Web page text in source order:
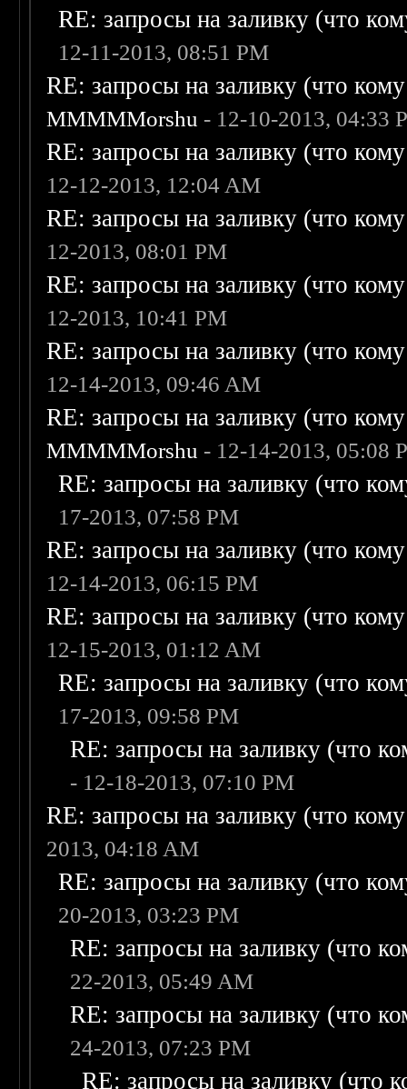
RE: запросы на заливку (что
12-11-2013, 08:51 PM
RE: запросы на заливку (что
MMMMMorshu - 12-10-2013, 04:33
RE: запросы на заливку (что
12-12-2013, 12:04 AM
RE: запросы на заливку (что
12-2013, 08:01 PM
RE: запросы на заливку (что
12-2013, 10:41 PM
RE: запросы на заливку (что
12-14-2013, 09:46 AM
RE: запросы на заливку (что
MMMMMorshu - 12-14-2013, 05:08
RE: запросы на заливку (что
17-2013, 07:58 PM
RE: запросы на заливку (что
12-14-2013, 06:15 PM
RE: запросы на заливку (что
12-15-2013, 01:12 AM
RE: запросы на заливку (что
17-2013, 09:58 PM
RE: запросы на заливку (что
- 12-18-2013, 07:10 PM
RE: запросы на заливку (что
2013, 04:18 AM
RE: запросы на заливку (что
20-2013, 03:23 PM
RE: запросы на заливку (что
22-2013, 05:49 AM
RE: запросы на заливку (что
24-2013, 07:23 PM
RE: запросы на заливку (что